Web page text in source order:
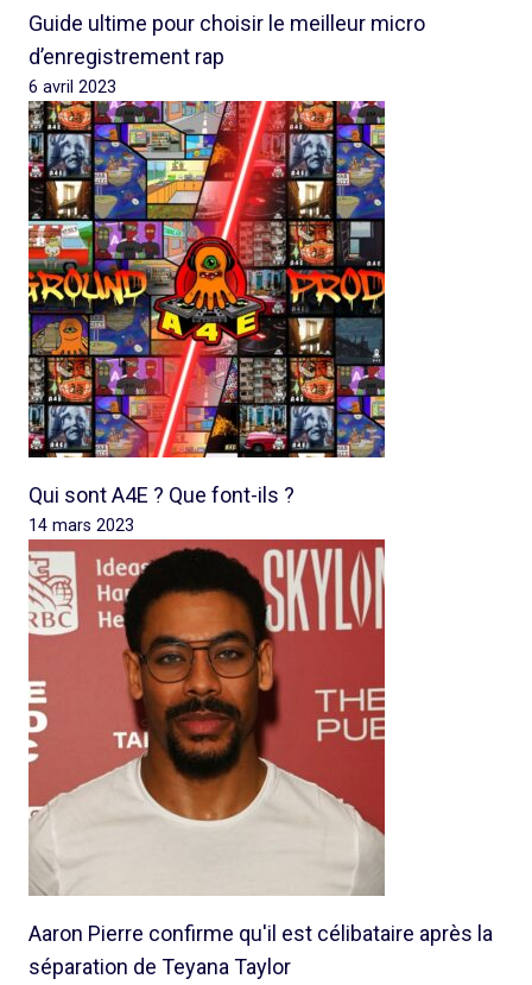
Guide ultime pour choisir le meilleur micro
d’enregistrement rap
6 avril 2023
Qui sont A4E ? Que font-ils ?
14 mars 2023
Aaron Pierre confirme qu'il est célibataire après la
séparation de Teyana Taylor